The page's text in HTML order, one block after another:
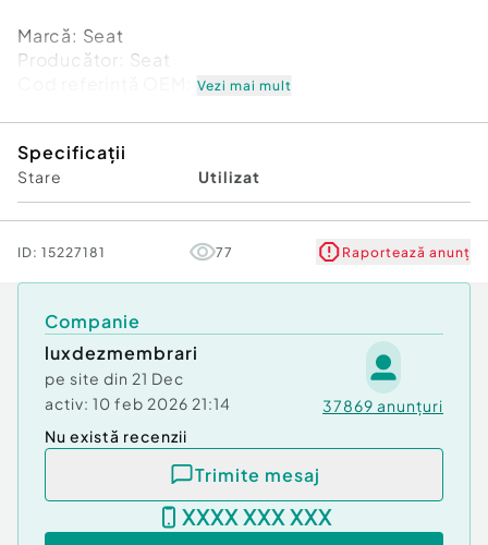
Marcă: Seat
Producător: Seat
Cod referinţă OEM: 45935579
Garanție
Vezi mai mult
Specificații
Stare Utilizat
ID: 15227181 77 Raportează anunț
Companie
luxdezmembrari
pe site din 21 Dec
activ: 10 feb 2026 21:14 37869 anunțuri
Nu există recenzii
Trimite mesaj
XXXX XXX XXX